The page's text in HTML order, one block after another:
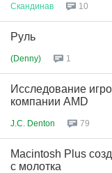
Скандинав 10
Руль
(Denny) 1
Исследование
компании AMD
J.C. Denton 79
Macintosh Plus
с молотка